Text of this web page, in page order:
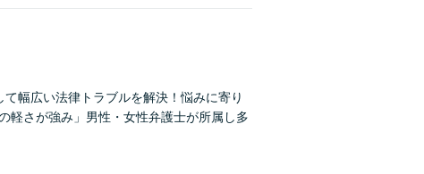
幅広い法律トラブルを解決！悩みに寄り
軽さが強み」男性・女性弁護士が所属し多